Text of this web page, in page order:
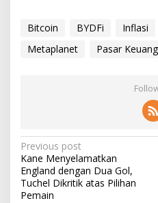
Bitcoin BYDFi Inflasi
Metaplanet
Pasar
P
o
s
Previous post
Kane Menyelamatkan
England dengan Dua Gol,
Tuchel Dikritik atas Pilihan
Pemain